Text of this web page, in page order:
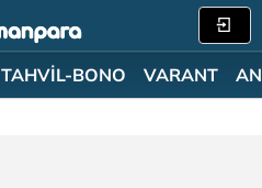
TAHVİL-BONO VARANT